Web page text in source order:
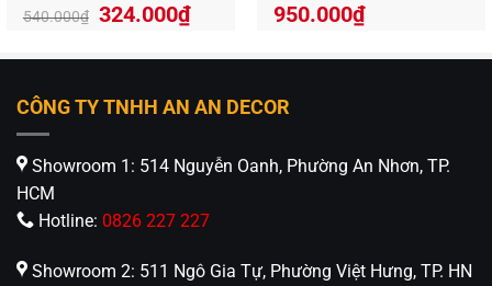
540.000₫ 324.000₫
GTM-06
950.000₫
CÔNG TY TNHH AN AN DECOR
Showroom 1: 514 Nguyễn Oanh, Phường An Nhơn, TP.
HCM
Hotline: 0826 227 227
Showroom 2: 511 Ngô Gia Tự, Phường Việt Hưng, TP. HN